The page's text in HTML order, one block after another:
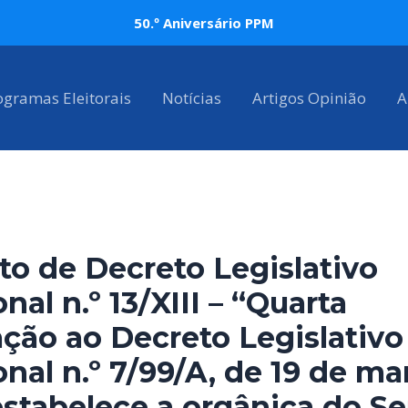
50.º Aniversário PPM
Eleitorais Notícias Artigos Opinião
de Decreto Legislativo
n.º 13/XIII – “Quarta
ao Decreto Legislativo
n.º 7/99/A, de 19 de